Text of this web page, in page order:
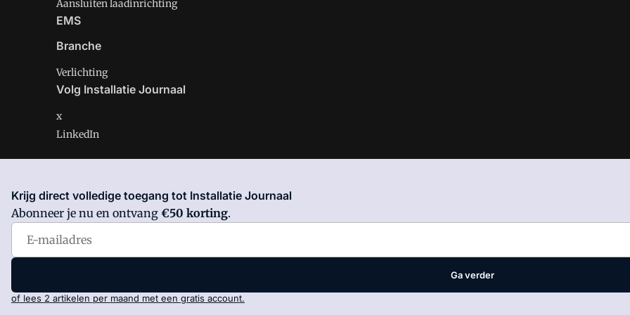
Aansluiten laadinrichting
EMS
Branche
Verlichting
Volg Installatie Journaal
x
LinkedIn
Installatie Journaal is onderdeel van VMN media. Lees in
VoorwaardenenPrivacy en Cookie beleid
Krijg direct volledige toegang tot Installatie Journaal
Abonneer je nu en ontvang €50 korting.
Ga verder
of lees 2 artikelen per maand met een gratis account.